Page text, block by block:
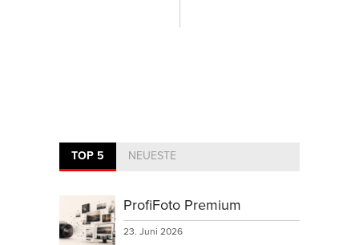
TOP 5 NEUESTE
ProfiFoto Premium
23. Juni 2026